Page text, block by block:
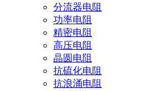
分流器电阻
功率电阻
精密电阻
高压电阻
晶圆电阻
抗硫化电阻
抗浪涌电阻